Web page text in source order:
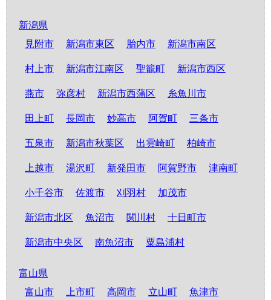
新潟県
見附市
新潟市東区 胎内市 新潟市南区
村上市 新潟市江南区 聖籠町 新潟市西区
燕市 弥彦村 新潟市西蒲区 糸魚川市
田上町 長岡市 妙高市 阿賀町 三条市
五泉市 新潟市秋葉区 出雲崎町 柏崎市
上越市 湯沢町 新発田市 阿賀野市 津南町
小千谷市 佐渡市 刈羽村 加茂市
新潟市北区 魚沼市 関川村 十日町市
新潟市中央区 南魚沼市 粟島浦村
富山県
富山市
上市町 高岡市 立山町 魚津市